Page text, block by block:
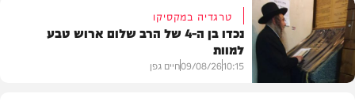
חרדים
טרגדיה במקסיקו
נכדו בן ה-4 של הרב שלום ארוש טבע
למוות
10:15
09/08/26חיים גפן